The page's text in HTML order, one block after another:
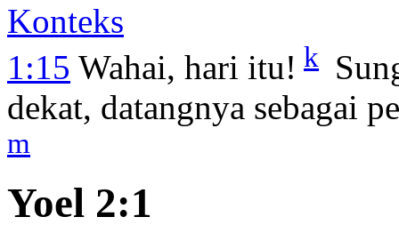
Konteks
1:15 Wahai, hari itu! k
dekat, datangnya sebagai
m
Yoel 2:1